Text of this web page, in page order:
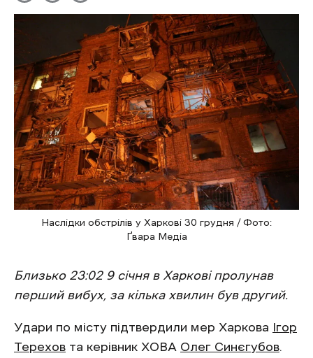
Наслідки обстрілів у Харкові 30 грудня / Фото:
Ґвара Медіа
Близько 23:02 9 січня в Харкові пролунав
перший вибух, за кілька хвилин був другий.
Удари по місту підтвердили мер Харкова Ігор
Терехов та керівник ХОВА Олег Синєгубов.